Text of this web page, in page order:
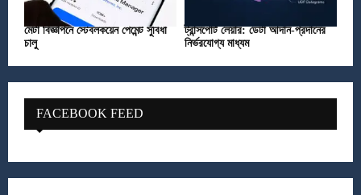
মেটা বিজ্ঞাপনে স্টেবলকয়েন পেমেন্ট সুবিধা
চালু
ট্রান্সপোর্ট লেয়ার: ডেটা আদান-প্রদানের
নির্ভরযোগ্য মাধ্যম
FACEBOOK FEED